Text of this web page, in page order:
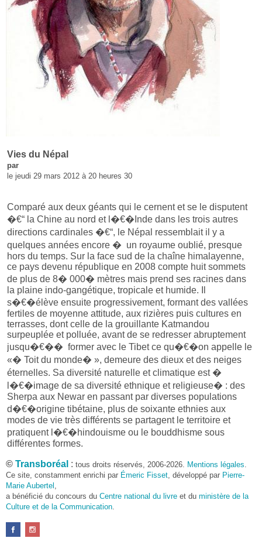
Vies du Népal
par
le jeudi 29 mars 2012 à 20 heures 30
Comparé aux deux géants qui le cernent et se le disputent
�€“ la Chine au nord et l�€�Inde dans les trois autres
directions cardinales �€“, le Népal ressemblait il y a
quelques années encore � un royaume oublié, presque
hors du temps. Sur la face sud de la chaîne himalayenne,
ce pays devenu république en 2008 compte huit sommets
de plus de 8� 000� mètres mais prend ses racines dans
la plaine indo-gangétique, tropicale et humide. Il
s�€�élève ensuite progressivement, formant des vallées
fertiles de moyenne attitude, aux rizières puis cultures en
terrasses, dont celle de la grouillante Katmandou
surpeuplée et polluée, avant de se redresser abruptement
jusqu�€�� former avec le Tibet ce qu�€�on appelle le
«� Toit du monde� », demeure des dieux et des neiges
éternelles. Sa diversité naturelle et climatique est �
l�€�image de sa diversité ethnique et religieuse� : des
Sherpa aux Newar en passant par diverses populations
d�€�origine tibétaine, plus de soixante ethnies aux
modes de vie très différents se partagent le territoire et
pratiquent l�€�hindouisme ou le bouddhisme sous
différentes formes.
Le Népal fascine tous les randonneurs du monde� :
Françoise Caillette-Deneubourg n�€�échappe pas �
la règle. La marche incite � l�€�ouverture �
l�€�autre. Marcher, c�€�est ressentir, voir, entendre,
peintre. L�€�altitude impose un rythme de marche lent
© Transboréal : tous droits réservés, 2006-2026. Mentions légales.
Ce site, constamment enrichi par Émeric Fisset, développé par Pierre-
Marie Aubertel ,
a bénéficié du concours du Centre national du livre et du ministère de la
Culture et de la Communication.